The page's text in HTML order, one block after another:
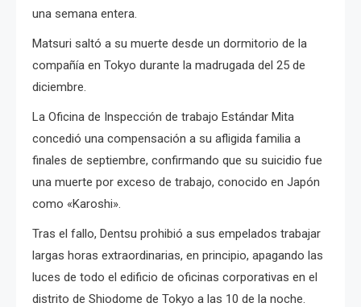
una semana entera.
Matsuri saltó a su muerte desde un dormitorio de la
compañía en Tokyo durante la madrugada del 25 de
diciembre.
La Oficina de Inspección de trabajo Estándar Mita
concedió una compensación a su afligida familia a
finales de septiembre, confirmando que su suicidio fue
una muerte por exceso de trabajo, conocido en Japón
como «Karoshi».
Tras el fallo, Dentsu prohibió a sus empelados trabajar
largas horas extraordinarias, en principio, apagando las
luces de todo el edificio de oficinas corporativas en el
distrito de Shiodome de Tokyo a las 10 de la noche.